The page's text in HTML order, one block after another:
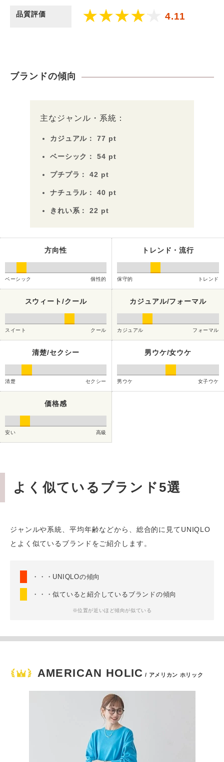
品質評価 4.11
ブランドの傾向
主なジャンル・系統：
カジュアル：77 pt
ベーシック：54 pt
プチプラ：42 pt
ナチュラル：40 pt
きれい系：22 pt
方向性
ベーシック 個性的
トレンド・流行
保守的 トレンド
スウィート/クール
スイート クール
カジュアル/フォーマル
カジュアル フォーマル
清楚/セクシー
清楚 セクシー
男ウケ/女ウケ
男ウケ 女子ウケ
価格感
安い 高級
よく似ているブランド5選
ジャンルや系統、平均年齢などから、総合的に見てUNIQLO
とよく似ているブランドをご紹介します。
・・・UNIQLOの傾向
・・・似ていると紹介しているブランドの傾向
※位置が近いほど傾向が似ている
AMERICAN HOLIC / アメリカン ホリック